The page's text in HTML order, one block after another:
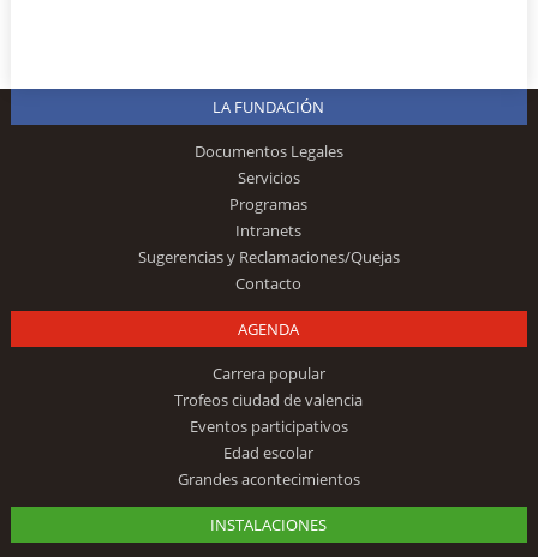
LA FUNDACIÓN
Documentos Legales
Servicios
Programas
Intranets
Sugerencias y Reclamaciones/Quejas
Contacto
AGENDA
Carrera popular
Trofeos ciudad de valencia
Eventos participativos
Edad escolar
Grandes acontecimientos
INSTALACIONES